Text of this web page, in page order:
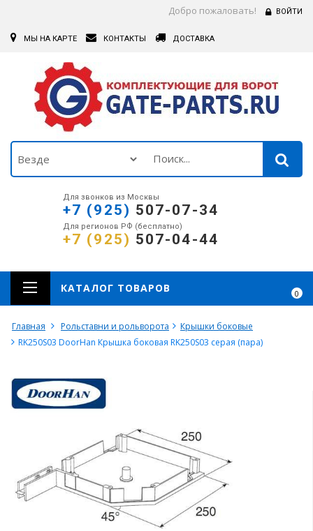
Добро пожаловать! ВОЙТИ
МЫ НА КАРТЕ КОНТАКТЫ ДОСТАВКА
Для звонков из Москвы
+7 (925) 507-07-34
Для регионов РФ (бесплатно)
+7 (925) 507-04-44
0
КАТАЛОГ ТОВАРОВ
Главная Рольставни и рольворота
Крышки боковые
RK250S03 DoorHan Крышка боковая RK250S03 серая (пара)